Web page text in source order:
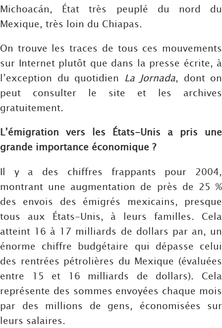
Michoacán, État très peuplé du nord du
Mexique, très loin du Chiapas.
On trouve les traces de tous ces mouvements
sur Internet plutôt que dans la presse écrite, à
l’exception du quotidien
La Jornada, dont on
peut consulter le site et les archives
gratuitement.
L’émigration vers les États-Unis a pris une
grande importance économique ?
Il y a des chiffres frappants pour 2004,
montrant une augmentation de près de 25 %
des envois des émigrés mexicains, presque
tous aux États-Unis, à leurs familles. Cela
atteint 16 à 17 milliards de dollars par an, un
énorme chiffre budgétaire qui dépasse celui
des rentrées pétrolières du Mexique (évaluées
entre 15 et 16 milliards de dollars). Cela
représente des sommes envoyées chaque mois
par des millions de gens, économisées sur
leurs salaires.